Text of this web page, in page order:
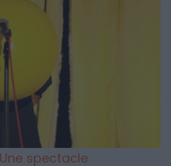
spectacle